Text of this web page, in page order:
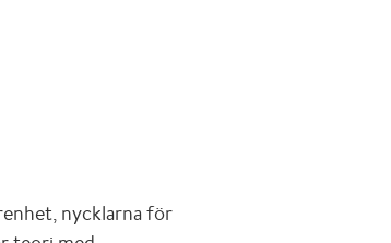
nycklarna för